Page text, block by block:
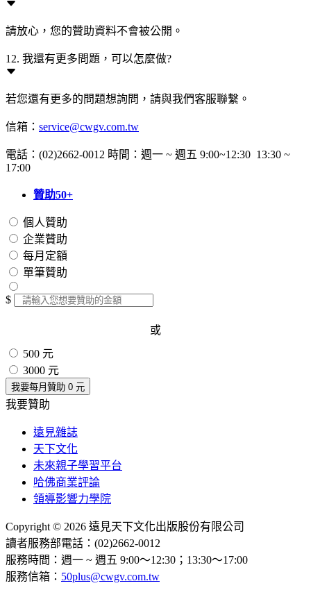
請放心，您的贊助資料不會被公開。
12. 我還有更多問題，可以怎麼做?
若您還有更多的問題想詢問，請與我們客服聯繫。
信箱： service@cwgv.com.tw
電話：(02)2662-0012 時間：週一 ~ 週五 9:00~12:30 13:30 ~
17:00
贊助50+
個人贊助
企業贊助
每月定額
單筆贊助
$
或
500 元
3000 元
我要每月贊助 0 元
我要贊助
遠見雜誌
天下文化
未來親子學習平台
哈佛商業評論
領導影響力學院
Copyright © 2026 遠見天下文化出版股份有限公司
讀者服務部電話：(02)2662-0012
服務時間：週一 ~ 週五 9:00～12:30；13:30～17:00
服務信箱： 50plus@cwgv.com.tw